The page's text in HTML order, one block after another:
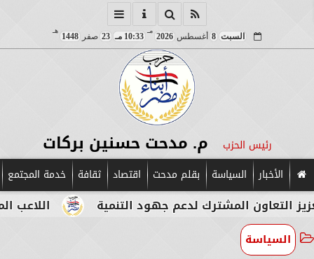
السبت 8 أغسطس 2026
مـ
10:33 مـ 23 صفر 1448
هـ
رئيس الحزب م. مدحت حسنين بركات
الأخبار السياسة بقلم مدحت اقتصاد ثقافة خدمة المجتمع
اللاعب المصري المشترك لدعم جهود التنمية
السياسة